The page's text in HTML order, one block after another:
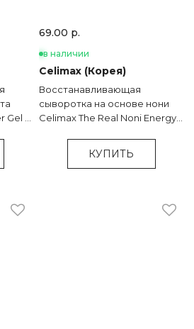
-
69.00 р.
в наличии
Celimax (Корея)
Восстанавливающая
сыворотка на основе нони
Celimax The Real Noni Energy
КУПИТЬ